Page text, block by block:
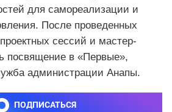
для самореализации и
После проведенных
сессий и мастер-
посвящение в «Первые»,
администрации Анапы.
ПОДПИСАТЬСЯ